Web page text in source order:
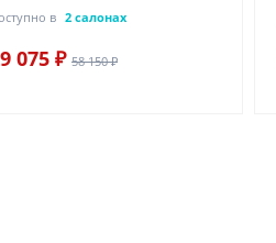
в 2 салонах
075 ₽ 58 150 ₽